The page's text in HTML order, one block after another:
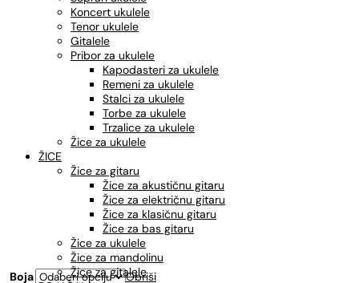
Koncert ukulele
Tenor ukulele
Gitalele
Pribor za ukulele
Kapodasteri za ukulele
Remeni za ukulele
Stalci za ukulele
Torbe za ukulele
Trzalice za ukulele
Žice za ukulele
ŽICE
Žice za gitaru
Žice za akustičnu gitaru
Žice za električnu gitaru
Žice za klasičnu gitaru
Žice za bas gitaru
Žice za ukulele
Žice za mandolinu
Žice za gitalele
Boja
Obriši